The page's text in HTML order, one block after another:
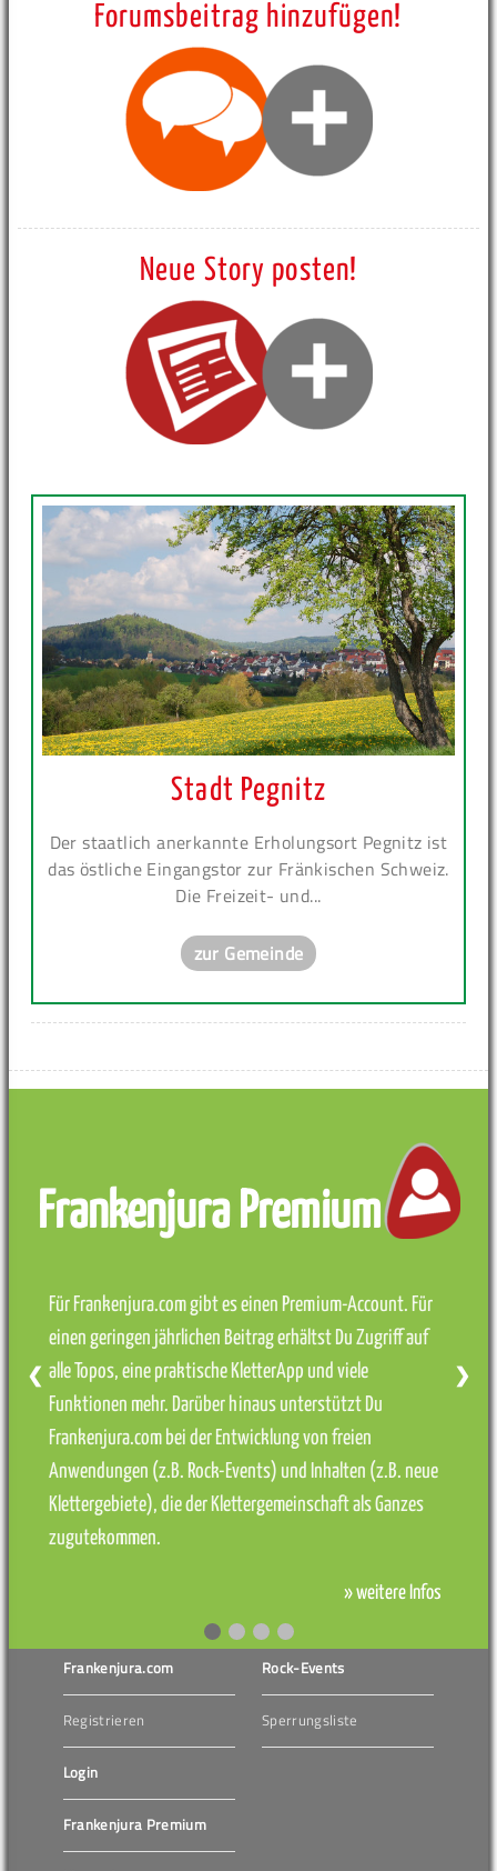
Forumsbeitrag hinzufügen!
Neue Story posten!
Stadt Pegnitz
Der staatlich anerkannte Erholungsort Pegnitz ist
das östliche Eingangstor zur Fränkischen Schweiz.
Die Freizeit- und...
zur Gemeinde
Frankenjura Premium
Für Frankenjura.com gibt es einen Premium-Account. Für
einen geringen jährlichen Beitrag erhältst Du Zugriff auf
alle Topos, eine praktische KletterApp und viele
Funktionen mehr. Darüber hinaus unterstützt Du
Frankenjura.com bei der Entwicklung von freien
Anwendungen (z.B. Rock-Events) und Inhalten (z.B. neue
Klettergebiete), die der Klettergemeinschaft als Ganzes
zugutekommen.
» weitere Infos
❮ ❯
Frankenjura.com
Registrieren
Login
Frankenjura Premium
Rock-Events
Sperrungsliste